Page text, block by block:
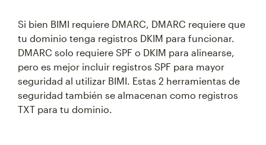
Si bien BIMI requiere DMARC, DMARC requiere que
tu dominio tenga registros DKIM para funcionar.
DMARC solo requiere SPF o DKIM para alinearse,
pero es mejor incluir registros SPF para mayor
seguridad al utilizar BIMI. Estas 2 herramientas de
seguridad también se almacenan como registros
TXT para tu dominio.